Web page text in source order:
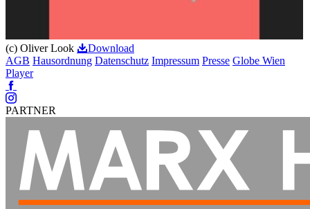
(c) Oliver Look
Download
AGB Hausordnung Datenschutz Impressum Presse Globe Wien
Player
Facebook
Instagram
PARTNER